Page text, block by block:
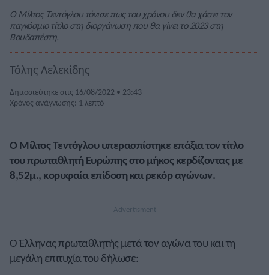
Ο Μίλτος Τεντόγλου τόνισε πως του χρόνου δεν θα χάσει τον
παγκόσμιο τίτλο στη διοργάνωση που θα γίνει το 2023 στη
Βουδαπέστη.
Τόλης Λελεκίδης
Δημοσιεύτηκε στις 16/08/2022 • 23:43
Χρόνος ανάγνωσης: 1 λεπτό
Ο Μίλτος Τεντόγλου υπερασπίστηκε επάξια τον τίτλο
του πρωταθλητή Ευρώπης στο μήκος κερδίζοντας με
8,52μ., κορυφαία επίδοση και ρεκόρ αγώνων.
Ο Έλληνας πρωταθλητής μετά τον αγώνα του και τη
μεγάλη επιτυχία του δήλωσε: